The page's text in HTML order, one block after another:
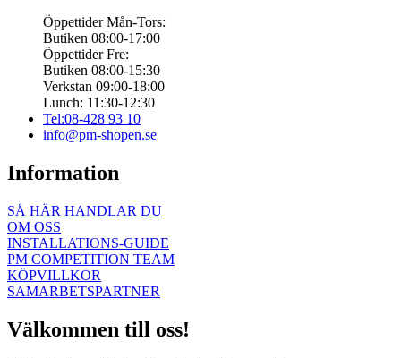
Öppettider Mån-Tors:
Butiken 08:00-17:00
Öppettider Fre:
Butiken 08:00-15:30
Verkstan 09:00-18:00
Lunch: 11:30-12:30
Tel:08-428 93 10
info@pm-shopen.se
Information
SÅ HÄR HANDLAR DU
OM OSS
INSTALLATIONS-GUIDE
PM COMPETITION TEAM
KÖPVILLKOR
SAMARBETSPARTNER
Välkommen till oss!